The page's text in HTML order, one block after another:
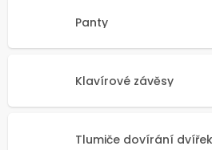
Panty
Klavírové závěsy
Tlumiče dovírání dvířek